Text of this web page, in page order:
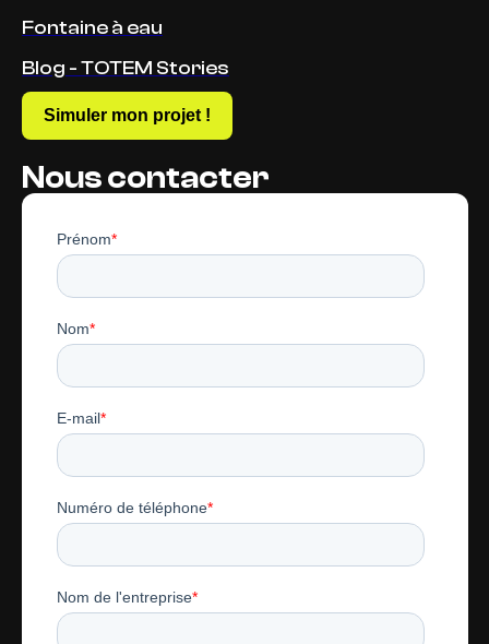
Fontaine à eau
Blog - TOTEM Stories
Simuler mon projet !
Nous contacter